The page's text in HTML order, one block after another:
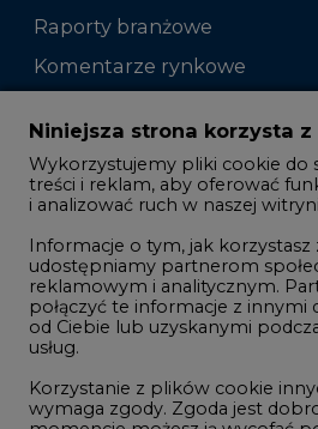
Raporty branżowe
Komentarze rynkowe
Zmiany kadrowe na rynku
Studio CIRE
Rozmowy o energetyce
Gospodarka
Geopolityka
LTE450
Innowacje i AI
Niniejsza strona korzysta
Wykorzystujemy pliki cookie do
treści i reklam, aby oferować
i analizować ruch w naszej
Informacje o tym, jak korzystasz
udostępniamy partnerom
reklamowym i analitycznym.
połączyć te informacje z
od Ciebie lub uzyskanymi
usług.
Korzystanie z plików cookie
wymaga zgody. Zgoda jest